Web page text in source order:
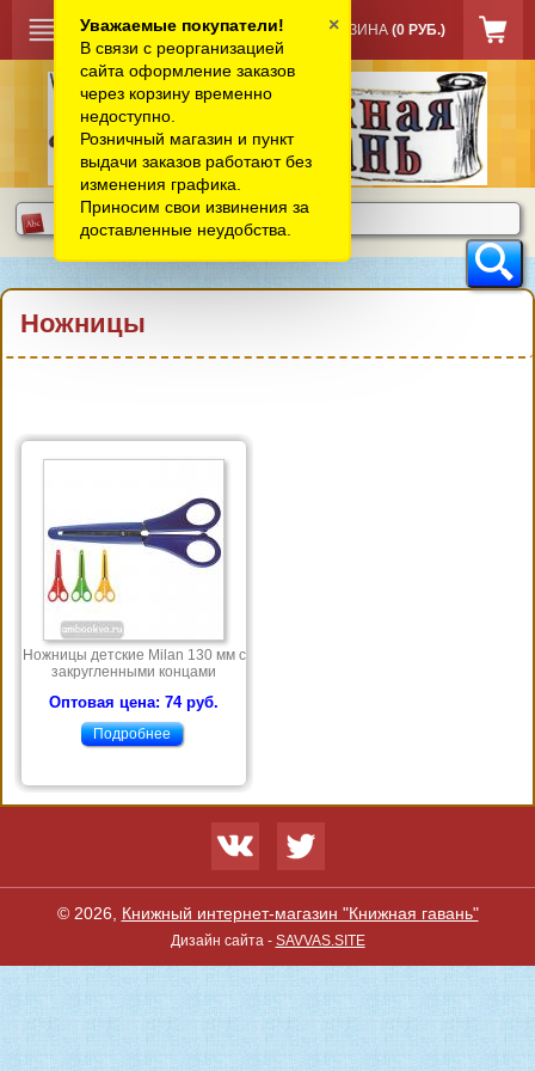
КОРЗИНА (0 РУБ.)
Ножницы
Ножницы детские Milan 130 мм с
закругленными концами
Оптовая цена: 74 руб.
Подробнее
© 2026, Книжный интернет-магазин "Книжная гавань"
Дизайн сайта - SAVVAS.SITE
Уважаемые покупатели!
В связи с реорганизацией
сайта оформление заказов
через корзину временно
недоступно.
Розничный магазин и пункт
выдачи заказов работают без
изменения графика.
Приносим свои извинения за
доставленные неудобства.
×